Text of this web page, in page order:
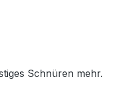
Schnüren mehr.